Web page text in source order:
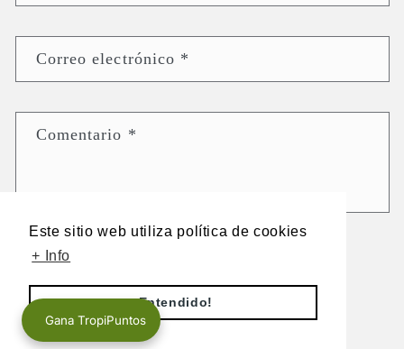
Este sitio web utiliza política de cookies
+ Info
¡Entendido!
Correo electrónico *
Comentario *
Ten en cuenta que los comentarios deben aprobarse antes de que se
publiquen.
Gana TropiPuntos